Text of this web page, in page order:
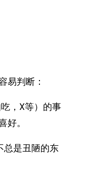
易判断：
，X等）的事
。
总是丑陋的东